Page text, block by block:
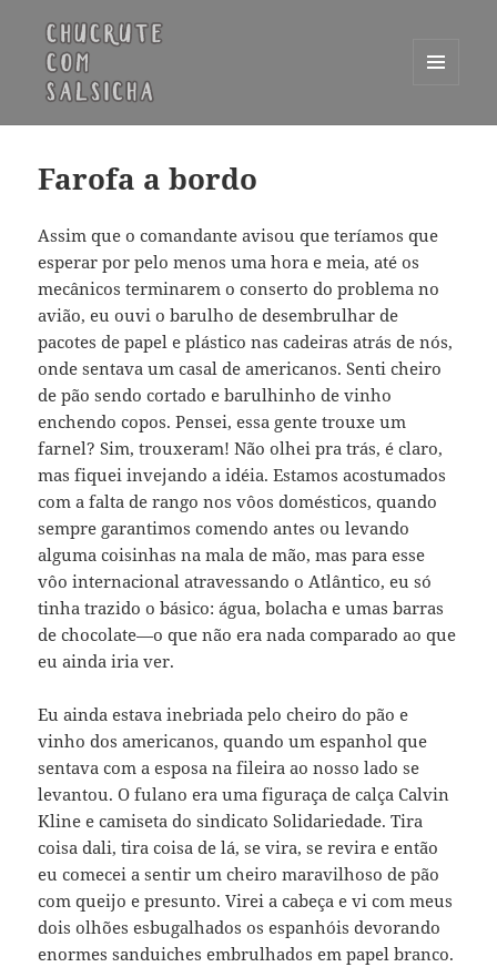
WIDGETS
Farofa a bordo
Assim que o comandante avisou que teríamos que
esperar por pelo menos uma hora e meia, até os
mecânicos terminarem o conserto do problema no
avião, eu ouvi o barulho de desembrulhar de
pacotes de papel e plástico nas cadeiras atrás de nós,
onde sentava um casal de americanos. Senti cheiro
de pão sendo cortado e barulhinho de vinho
enchendo copos. Pensei, essa gente trouxe um
farnel? Sim, trouxeram! Não olhei pra trás, é claro,
mas fiquei invejando a idéia. Estamos acostumados
com a falta de rango nos vôos domésticos, quando
sempre garantimos comendo antes ou levando
alguma coisinhas na mala de mão, mas para esse
vôo internacional atravessando o Atlântico, eu só
tinha trazido o básico: água, bolacha e umas barras
de chocolate—o que não era nada comparado ao que
eu ainda iria ver.
Eu ainda estava inebriada pelo cheiro do pão e
vinho dos americanos, quando um espanhol que
sentava com a esposa na fileira ao nosso lado se
levantou. O fulano era uma figuraça de calça Calvin
Kline e camiseta do sindicato Solidariedade. Tira
coisa dali, tira coisa de lá, se vira, se revira e então
eu comecei a sentir um cheiro maravilhoso de pão
com queijo e presunto. Virei a cabeça e vi com meus
dois olhões esbugalhados os espanhóis devorando
enormes sanduiches embrulhados em papel branco.